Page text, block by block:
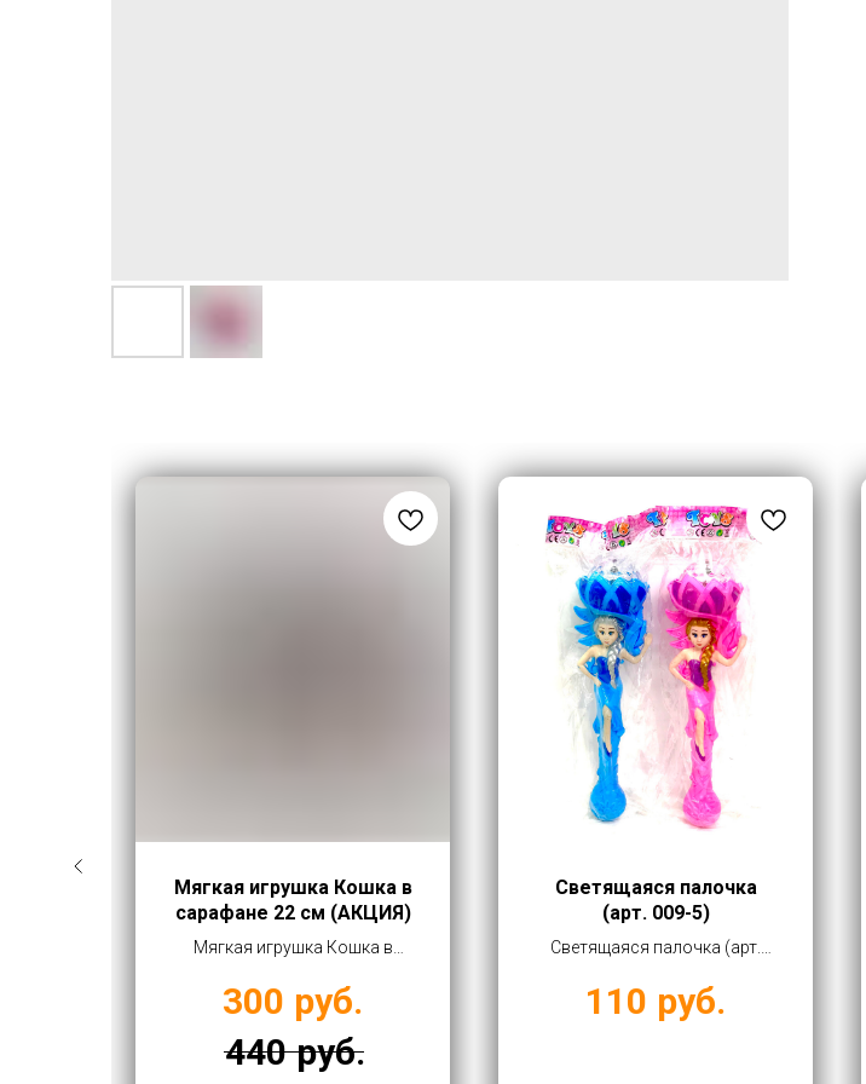
Мягкая игрушка Кошка в
сарафане 22 см (АКЦИЯ)
Мягкая игрушка Кошка в
купить оптом от 300 руб
300 руб.
440 руб.
Светящаяся палочка
(арт. 009-5)
Светящаяся палочка (арт.
руб
110 руб.